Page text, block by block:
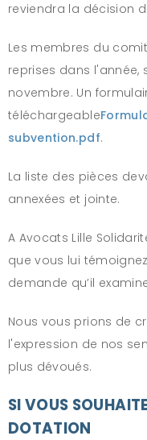
reviendra la décision
Les membres du
reprises dans l'année,
novembre. Un
téléchargeable
subvention.pdf.
La liste des pièces
annexées et jointe.
A Avocats Lille
que vous lui
demande qu’il
Nous vous prions de
l'expression de nos
plus dévoués.
SI VOUS
DOTATION